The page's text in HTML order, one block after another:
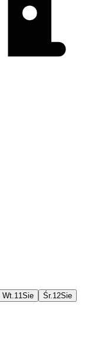
Wt. 11Sie Śr. 12Sie